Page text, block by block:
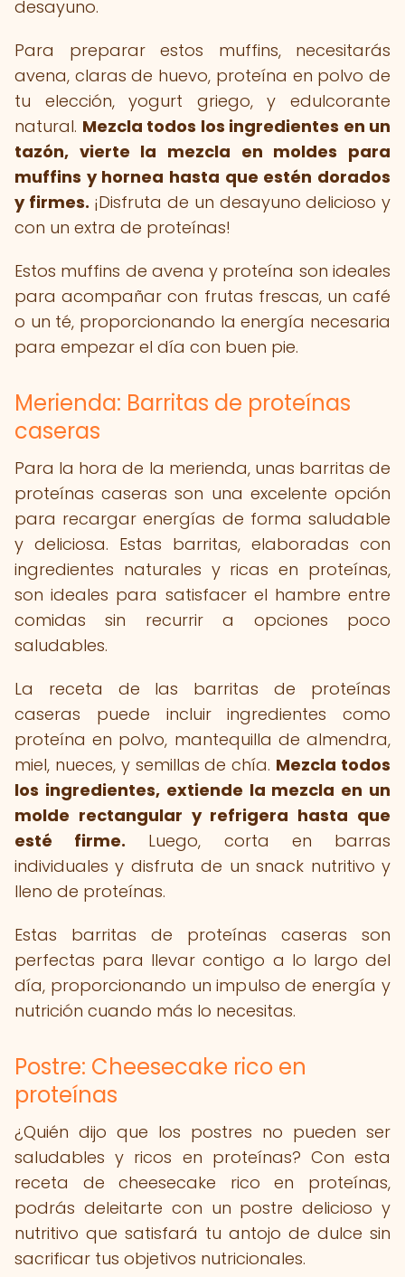
desayuno.
Para preparar estos muffins, necesitarás
avena, claras de huevo, proteína en polvo de
tu elección, yogurt griego, y edulcorante
natural. Mezcla todos los ingredientes en un
tazón, vierte la mezcla en moldes para
muffins y hornea hasta que estén dorados
y firmes. ¡Disfruta de un desayuno delicioso y
con un extra de proteínas!
Estos muffins de avena y proteína son ideales
para acompañar con frutas frescas, un café
o un té, proporcionando la energía necesaria
para empezar el día con buen pie.
Merienda: Barritas de proteínas
caseras
Para la hora de la merienda, unas barritas de
proteínas caseras son una excelente opción
para recargar energías de forma saludable
y deliciosa. Estas barritas, elaboradas con
ingredientes naturales y ricas en proteínas,
son ideales para satisfacer el hambre entre
comidas sin recurrir a opciones poco
saludables.
La receta de las barritas de proteínas
caseras puede incluir ingredientes como
proteína en polvo, mantequilla de almendra,
miel, nueces, y semillas de chía. Mezcla todos
los ingredientes, extiende la mezcla en un
molde rectangular y refrigera hasta que
esté firme. Luego, corta en barras
individuales y disfruta de un snack nutritivo y
lleno de proteínas.
Estas barritas de proteínas caseras son
perfectas para llevar contigo a lo largo del
día, proporcionando un impulso de energía y
nutrición cuando más lo necesitas.
Postre: Cheesecake rico en
proteínas
¿Quién dijo que los postres no pueden ser
saludables y ricos en proteínas? Con esta
receta de cheesecake rico en proteínas,
podrás deleitarte con un postre delicioso y
nutritivo que satisfará tu antojo de dulce sin
sacrificar tus objetivos nutricionales.